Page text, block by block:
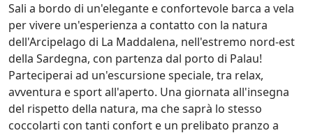
Sali a bordo di un'elegante e confortevole barca a vela
per vivere un'esperienza a contatto con la natura
dell'Arcipelago di La Maddalena, nell'estremo nord-est
della Sardegna, con partenza dal porto di Palau!
Parteciperai ad un'escursione speciale, tra relax,
avventura e sport all'aperto. Una giornata all'insegna
del rispetto della natura, ma che saprà lo stesso
coccolarti con tanti confort e un prelibato pranzo a